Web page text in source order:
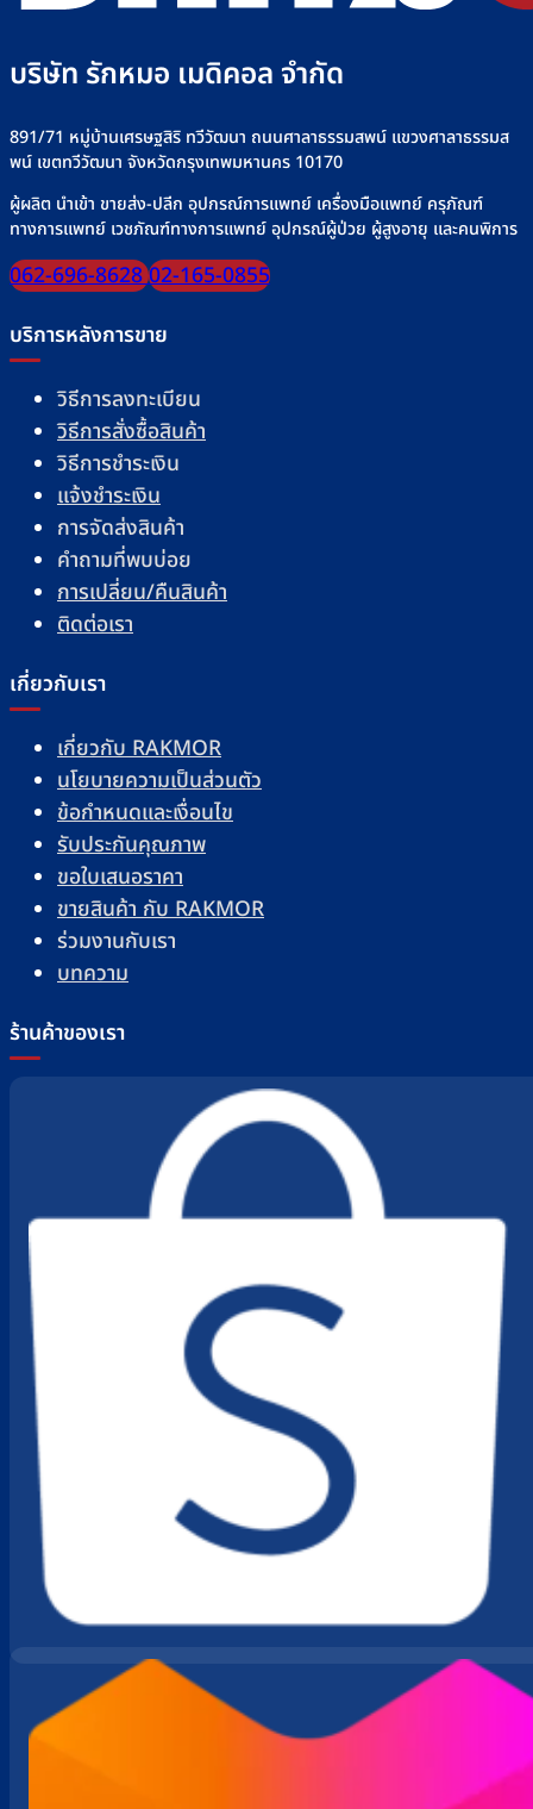
บริษัท รักหมอ เมดิคอล จำกัด
891/71 หมู่บ้านเศรษฐสิริ ทวีวัฒนา ถนนศาลาธรรมสพน์ แขวงศาลาธรรมส
พน์ เขตทวีวัฒนา จังหวัดกรุงเทพมหานคร 10170
ผู้ผลิต นำเข้า ขายส่ง-ปลีก อุปกรณ์การแพทย์ เครื่องมือแพทย์ ครุภัณฑ์
ทางการแพทย์ เวชภัณฑ์ทางการแพทย์ อุปกรณ์ผู้ป่วย ผู้สูงอายุ และคนพิการ
062-696-862802-165-0855
บริการหลังการขาย
วิธีการลงทะเบียน
วิธีการสั่งซื้อสินค้า
วิธีการชำระเงิน
แจ้งชำระเงิน
การจัดส่งสินค้า
คำถามที่พบบ่อย
การเปลี่ยน/คืนสินค้า
ติดต่อเรา
เกี่ยวกับเรา
เกี่ยวกับ RAKMOR
นโยบายความเป็นส่วนตัว
ข้อกำหนดและเงื่อนไข
รับประกันคุณภาพ
ขอใบเสนอราคา
ขายสินค้า กับ RAKMOR
ร่วมงานกับเรา
บทความ
ร้านค้าของเรา